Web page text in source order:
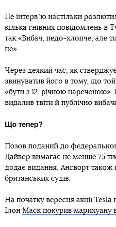
Це інтервʼю настільки
кілька гнівних повідомлень в
так:«Вибач, педо-хлопче, але
це».
Через деякий час, як
звинуватив його в тому, що
«бути з 12-річною нареченою».
видалив твіти й публічно
Що тепер?
Позов поданий до
Дайвер вимагає не менше 75
додає видання, Ансворт також
британських судів.
На початку вересня акції Tesla
Ілон Маск покурив марихуану